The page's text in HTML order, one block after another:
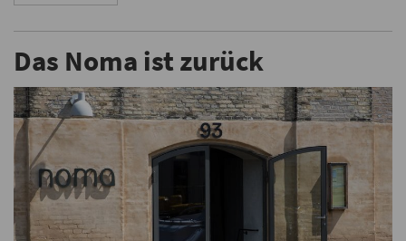
Das Noma ist zurück